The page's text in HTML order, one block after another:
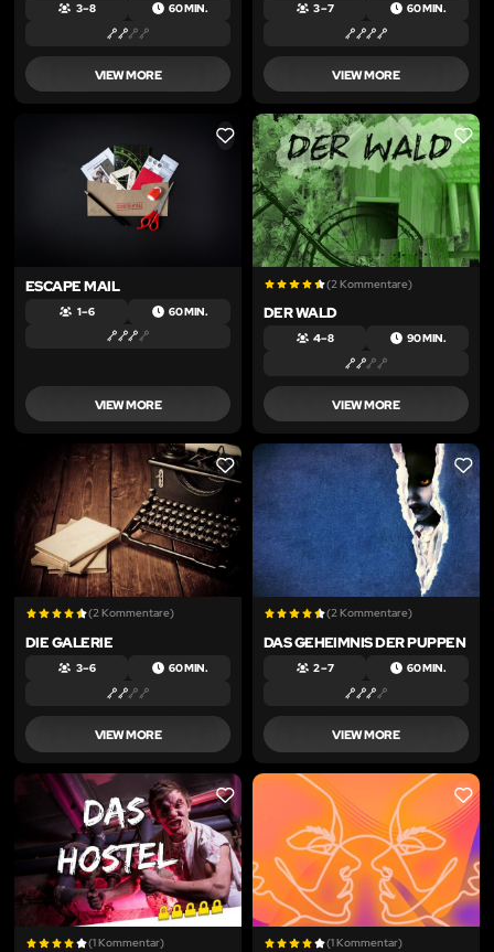
3 – 8 60 MIN.
VIEW MORE
3 – 7 60 MIN.
VIEW MORE
LIKE
ESCAPE MAIL
1 – 6 60 MIN.
VIEW MORE
LIKE
(2 Kommentare)
DER WALD
4 – 8 90 MIN.
VIEW MORE
LIKE
(2 Kommentare)
DIE GALERIE
3 – 6 60 MIN.
VIEW MORE
LIKE
(2 Kommentare)
DAS GEHEIMNIS DER PUPPEN
2 – 7 60 MIN.
VIEW MORE
LIKE
(1 Kommentar)
LIKE
(1 Kommentar)